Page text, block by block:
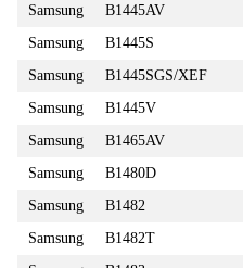
Samsung
B1445AV
Samsung
B1445S
Samsung
B1445SGS/XEF
Samsung
B1445V
Samsung
B1465AV
Samsung
B1480D
Samsung
B1482
Samsung
B1482T